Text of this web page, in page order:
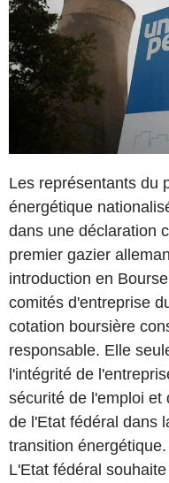
Les représentants du
énergétique
dans une déclaration
premier gazier
introduction en
comités d'entreprise
cotation boursière
responsable. Elle
l'intégrité de
sécurité de l'emploi et
de l'Etat fédéral dans
transition énergétique.
L'Etat fédéral